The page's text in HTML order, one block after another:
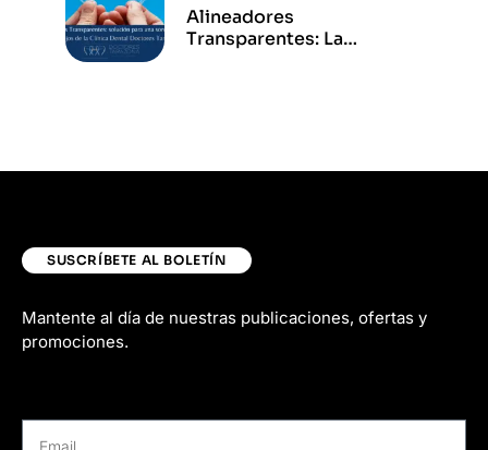
Alineadores
Transparentes: La
SUSCRÍBETE AL BOLETÍN
Mantente al día de nuestras publicaciones, ofertas y
promociones.